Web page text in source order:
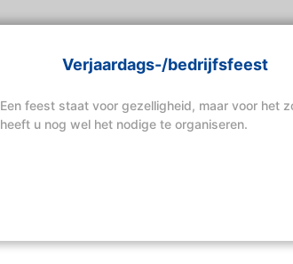
Verjaardags-/bedrijfsfeest
Een feest staat voor gezelligheid, maar voor het
heeft u nog wel het nodige te organiseren.